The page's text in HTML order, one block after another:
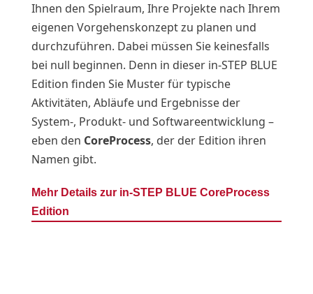
Ihnen den Spielraum, Ihre Projekte nach Ihrem
eigenen Vorgehenskonzept zu planen und
durchzuführen. Dabei müssen Sie keinesfalls
bei null beginnen. Denn in dieser in-STEP BLUE
Edition finden Sie Muster für typische
Aktivitäten, Abläufe und Ergebnisse der
System-, Produkt- und Softwareentwicklung –
eben den CoreProcess, der der Edition ihren
Namen gibt.
Mehr Details zur in-STEP BLUE CoreProcess
Edition